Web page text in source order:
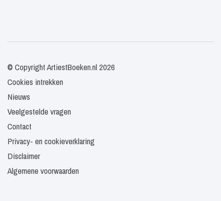
© Copyright ArtiestBoeken.nl 2026
Cookies intrekken
Nieuws
Veelgestelde vragen
Contact
Privacy- en cookieverklaring
Disclaimer
Algemene voorwaarden